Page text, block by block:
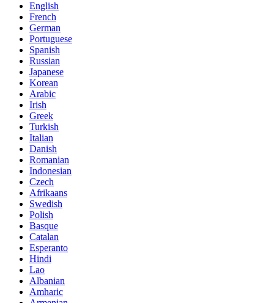
English
French
German
Portuguese
Spanish
Russian
Japanese
Korean
Arabic
Irish
Greek
Turkish
Italian
Danish
Romanian
Indonesian
Czech
Afrikaans
Swedish
Polish
Basque
Catalan
Esperanto
Hindi
Lao
Albanian
Amharic